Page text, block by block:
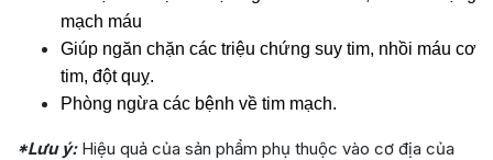
mạch máu
Giúp ngăn chặn các triệu chứng suy tim, nhồi máu cơ
tim, đột quỵ.
Phòng ngừa các bệnh về tim mạch.
*Lưu ý:Hiệu quả của sản phẩm phụ thuộc vào cơ địa của